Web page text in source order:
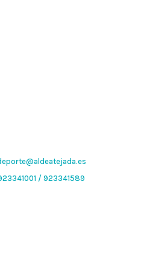
/ 923341589